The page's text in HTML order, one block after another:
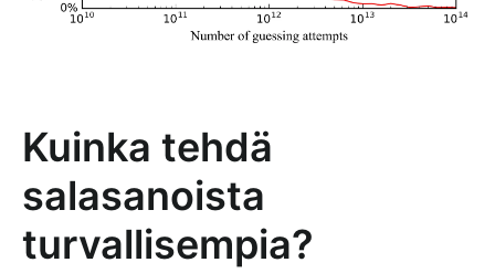
Kuinka tehdä
salasanoista
turvallisempia?